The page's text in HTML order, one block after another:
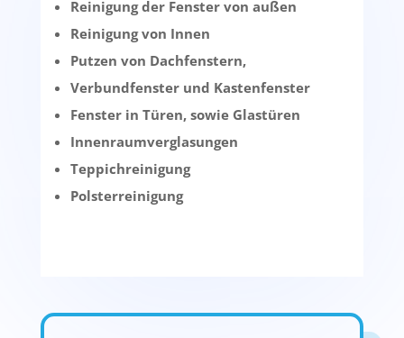
Reinigung der Fenster von außen
Reinigung von Innen
Putzen von Dachfenstern,
Verbundfenster und Kastenfenster
Fenster in Türen, sowie Glastüren
Innenraumverglasungen
Teppichreinigung
Polsterreinigung